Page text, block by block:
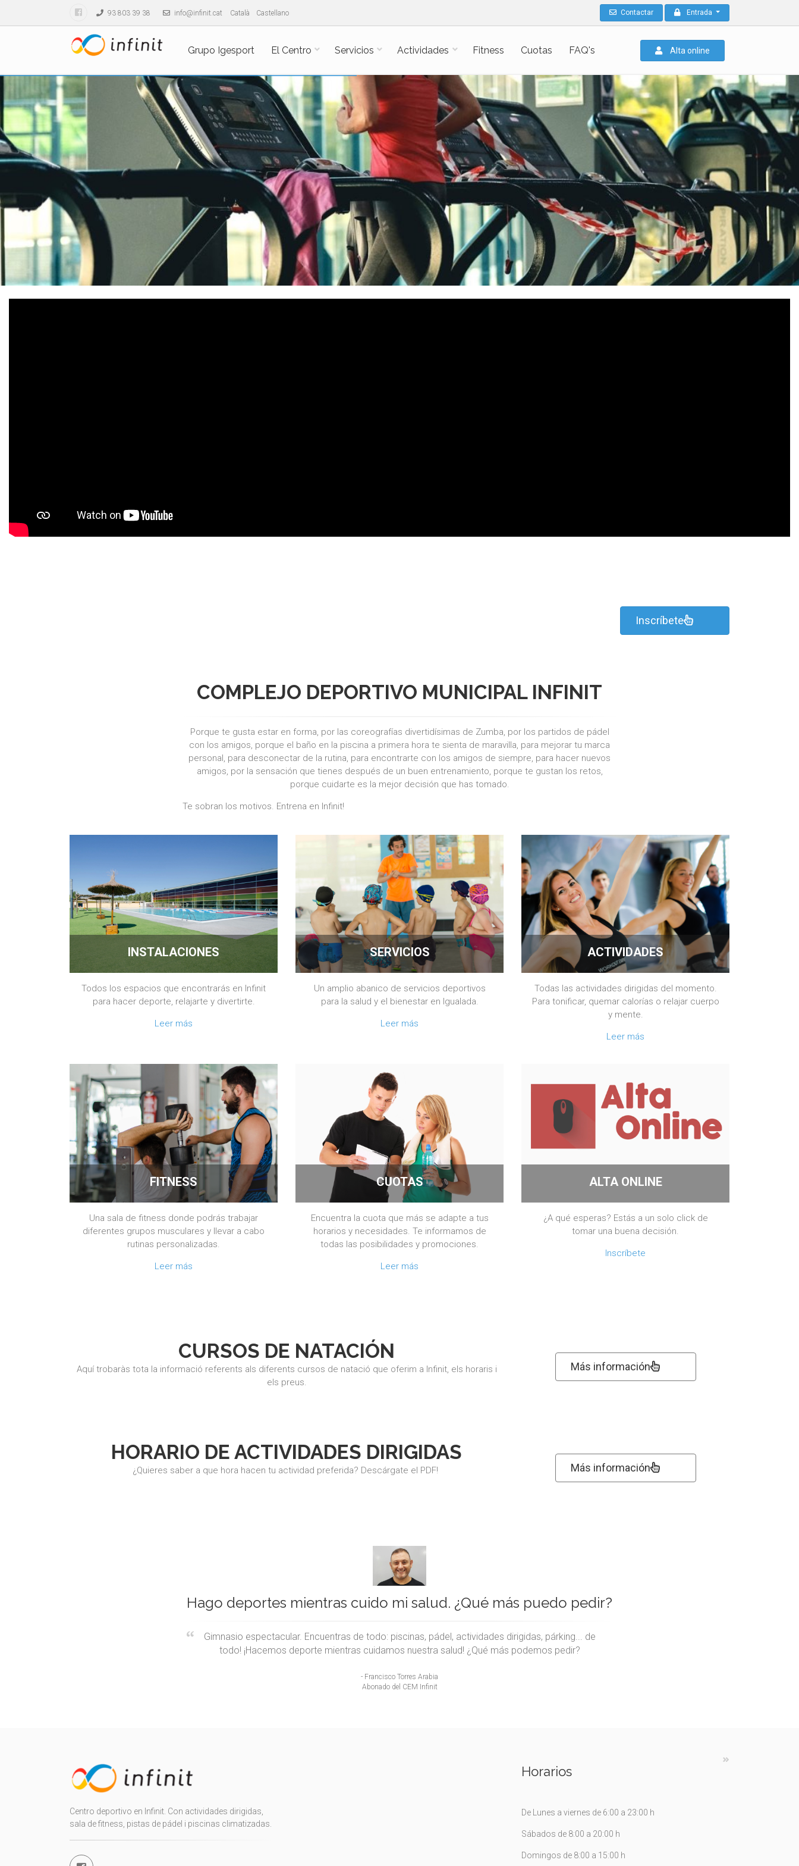
93 803 39 38 info@infinit.cat Català Castellano Contactar Entrada
Grupo Igesport El Centro Servicios Actividades Fitness Cuotas FAQ's Alta online
Inscríbete
COMPLEJO DEPORTIVO MUNICIPAL INFINIT
Porque te gusta estar en forma, por las coreografías divertidísimas de Zumba, por los partidos de pádel
con los amigos, porque el baño en la piscina a primera hora te sienta de maravilla, para mejorar tu marca
personal, para desconectar de la rutina, para encontrarte con los amigos de siempre, para hacer nuevos
amigos, por la sensación que tienes después de un buen entrenamiento, porque te gustan los retos,
porque cuidarte es la mejor decisión que has tomado.
Te sobran los motivos. Entrena en Infinit!
INSTALACIONES
Todos los espacios que encontrarás en Infinit
para hacer deporte, relajarte y divertirte.
Leer más
SERVICIOS
Un amplio abanico de servicios deportivos
para la salud y el bienestar en Igualada.
Leer más
ACTIVIDADES
Todas las actividades dirigidas del momento.
Para tonificar, quemar calorías o relajar cuerpo
y mente.
Leer más
FITNESS
Una sala de fitness donde podrás trabajar
diferentes grupos musculares y llevar a cabo
rutinas personalizadas.
Leer más
CUOTAS
Encuentra la cuota que más se adapte a tus
horarios y necesidades. Te informamos de
todas las posibilidades y promociones.
Leer más
ALTA ONLINE
¿A qué esperas? Estás a un solo click de
tomar una buena decisión.
Inscríbete
CURSOS DE NATACIÓN
Aquí trobaràs tota la informació referents als diferents cursos de natació que oferim a Infinit, els horaris i
els preus.
Más información
HORARIO DE ACTIVIDADES DIRIGIDAS
¿Quieres saber a que hora hacen tu actividad preferida? Descárgate el PDF! Más información
Hago deportes mientras cuido mi salud. ¿Qué más puedo pedir?
Gimnasio espectacular. Encuentras de todo: piscinas, pádel, actividades dirigidas, párking... de
todo! ¡Hacemos deporte mientras cuidamos nuestra salud! ¿Qué más podemos pedir?
- Francisco Torres Arabia
Abonado del CEM Infinit
Centro deportivo en Infinit. Con actividades dirigidas,
sala de fitness, pistas de pádel i piscinas climatizadas.
Horarios
De Lunes a viernes de 6:00 a 23:00 h
Sábados de 8:00 a 20:00 h
Domingos de 8:00 a 15:00 h